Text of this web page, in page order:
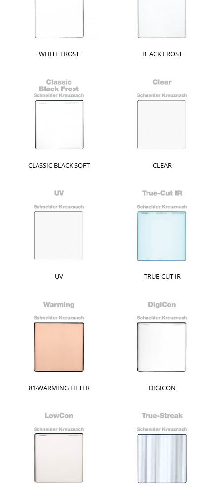
WHITE FROST BLACK FROST
CLASSIC BLACK SOFT CLEAR
UV TRUE-CUT IR
81-WARMING FILTER DIGICON